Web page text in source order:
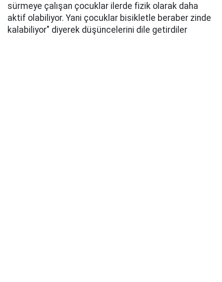
sürmeye çalışan çocuklar ilerde fizik olarak daha
aktif olabiliyor. Yani çocuklar bisikletle beraber zinde
kalabiliyor" diyerek düşüncelerini dile getirdiler